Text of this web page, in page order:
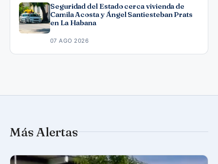
Seguridad del Estado cerca vivienda de
Camila Acosta y Ángel Santiesteban Prats
en La Habana
07 AGO 2026
Más Alertas